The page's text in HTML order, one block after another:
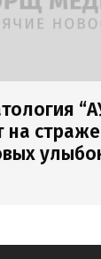
на страже